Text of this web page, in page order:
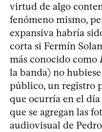
virtud de algo
fenómeno mismo,
expansiva habría
corta si Fermín
más conocido como
la banda) no
público, un registro
que ocurría en el
que se agregan las
audiovisual de